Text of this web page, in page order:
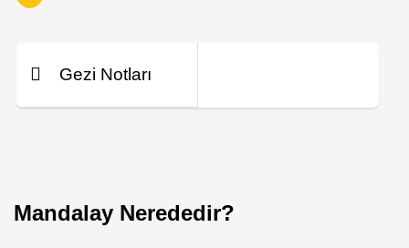
Gezi Notları
Mandalay Nerededir?